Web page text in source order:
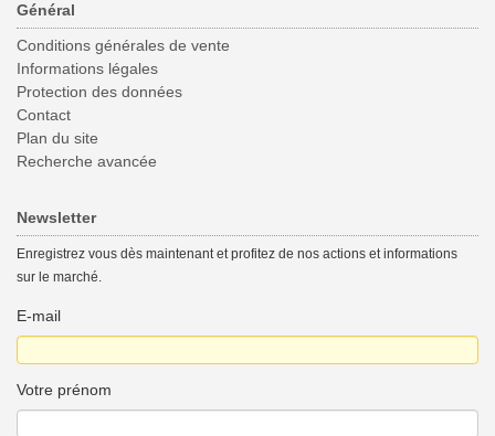
Général
Conditions générales de vente
Informations légales
Protection des données
Contact
Plan du site
Recherche avancée
Newsletter
Enregistrez vous dès maintenant et profitez de nos actions et informations
sur le marché.
E-mail
Votre prénom